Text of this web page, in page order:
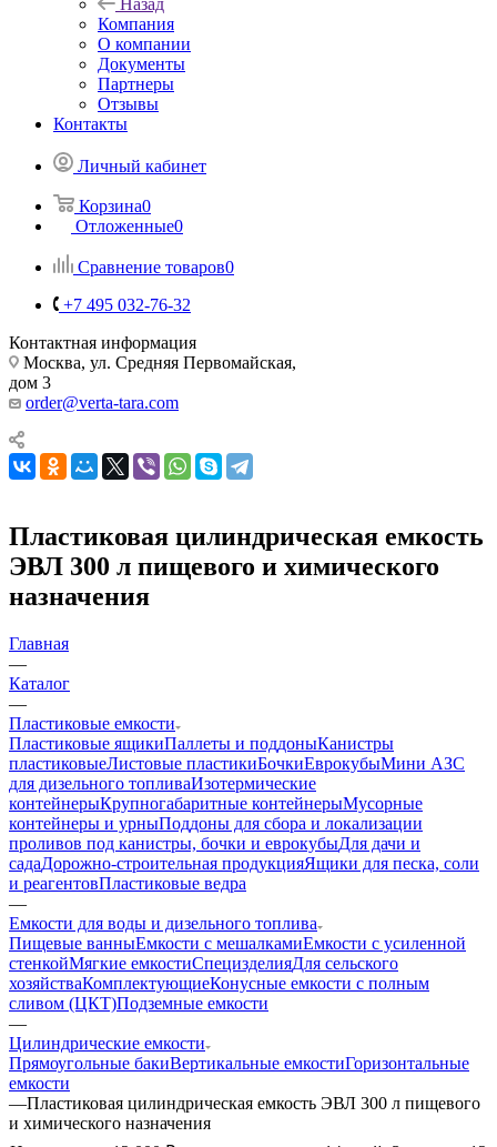
Назад
Компания
О компании
Документы
Партнеры
Отзывы
Контакты
Личный кабинет
Корзина0
Отложенные0
Сравнение товаров0
+7 495 032-76-32
Контактная информация
Москва, ул. Средняя Первомайская,
дом 3
order@verta-tara.com
Пластиковая цилиндрическая емкость
ЭВЛ 300 л пищевого и химического
назначения
Главная
—
Каталог
—
Пластиковые емкости
Пластиковые ящикиПаллеты и поддоныКанистры
пластиковыеЛистовые пластикиБочкиЕврокубыМини АЗС
для дизельного топливаИзотермические
контейнерыКрупногабаритные контейнерыМусорные
контейнеры и урныПоддоны для сбора и локализации
проливов под канистры, бочки и еврокубыДля дачи и
садаДорожно-строительная продукцияЯщики для песка, соли
и реагентовПластиковые ведра
—
Емкости для воды и дизельного топлива
Пищевые ванныЕмкости с мешалкамиЕмкости с усиленной
стенкойМягкие емкостиСпецизделияДля сельского
хозяйстваКомплектующиеКонусные емкости с полным
сливом (ЦКТ)Подземные емкости
—
Цилиндрические емкости
Прямоугольные бакиВертикальные емкостиГоризонтальные
емкости
—Пластиковая цилиндрическая емкость ЭВЛ 300 л пищевого
и химического назначения